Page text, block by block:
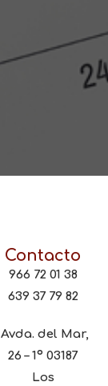
Contacto
966 72 01 38
639 37 79 82
Avda. del Mar,
26 – 1º 03187
Los